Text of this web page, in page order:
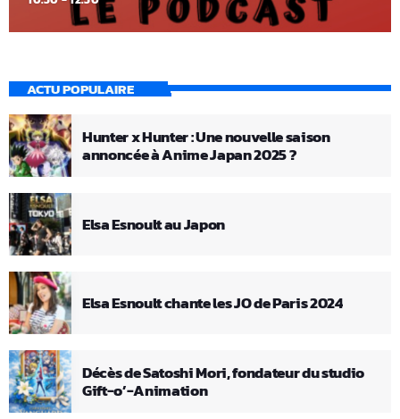
ACTU POPULAIRE
Hunter x Hunter : Une nouvelle saison
annoncée à Anime Japan 2025 ?
Elsa Esnoult au Japon
Elsa Esnoult chante les JO de Paris 2024
Décès de Satoshi Mori, fondateur du studio
Gift-o’-Animation